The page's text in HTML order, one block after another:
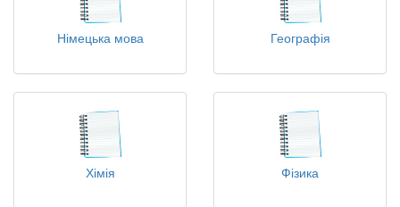
Німецька мова Географія
Хімія Фізика